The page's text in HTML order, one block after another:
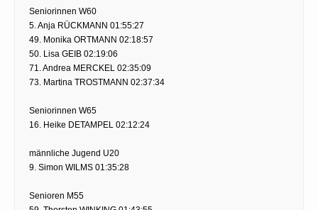
Seniorinnen W60
5. Anja RÜCKMANN 01:55:27
49. Monika ORTMANN 02:18:57
50. Lisa GEIB 02:19:06
71. Andrea MERCKEL 02:35:09
73. Martina TROSTMANN 02:37:34
Seniorinnen W65
16. Heike DETAMPEL 02:12:24
männliche Jugend U20
9. Simon WILMS 01:35:28
Senioren M55